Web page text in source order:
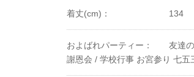
着丈(cm)： 134
およばれパーティー： 友達
謝恩会 / 学校行事 お宮参り 七五